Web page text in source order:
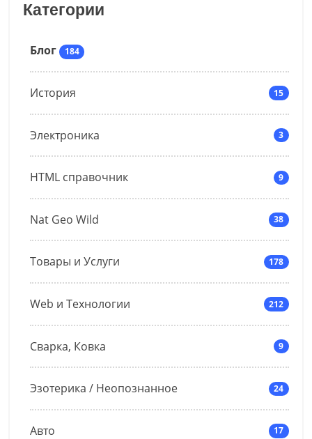
Категории
Блог 184
История 15
Электроника 3
HTML справочник 9
Nat Geo Wild 38
Товары и Услуги 178
Web и Технологии 212
Сварка, Ковка 9
Эзотерика / Неопознанное 24
Авто 17